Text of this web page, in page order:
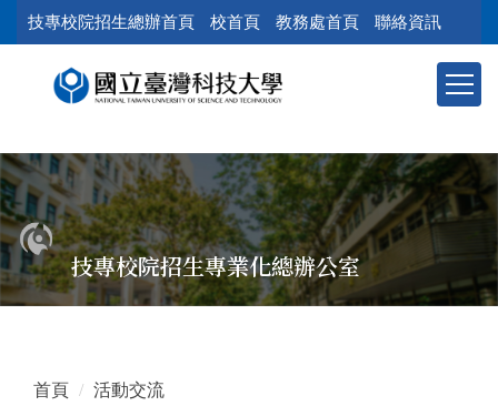
到
容
區
塊
技專校院招生總辦首頁 校首頁 教務處首頁 聯絡資訊
技專校院招生專業化總辦公室
首頁 活動交流